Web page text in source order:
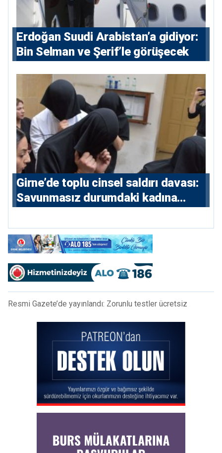
Erdoğan Suudi Arabistan’a gidiyor:
Bin Selman ve Şerif’le görüşecek
Girne’de toplu cinsel saldırı davası:
Savunmasız durumdaki kadına
Resmi Gazete’de yayınlandı: Zorunlu testler ücretsiz